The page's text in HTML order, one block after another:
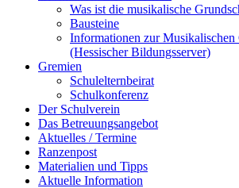
Was ist die musikalische
Bausteine
Informationen zur Musikalischen
(Hessischer Bildungsserver)
Gremien
Schulelternbeirat
Schulkonferenz
Der Schulverein
Das Betreuungsangebot
Aktuelles / Termine
Ranzenpost
Materialien und Tipps
Aktuelle Information